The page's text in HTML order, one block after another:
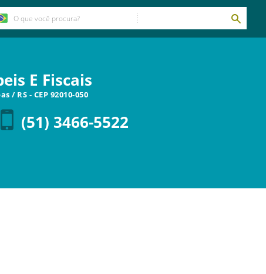
E Fiscais
/ RS - CEP 92010-050
(51) 3466-5522